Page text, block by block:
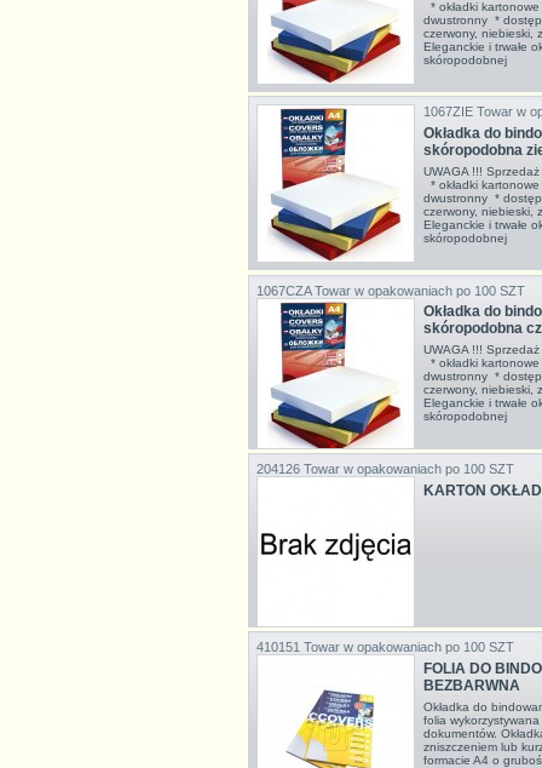
* okładki
dwustronny *
czerwony,
Eleganckie i trwałe
skóropodobnej
1067ZIE Towar w
Okładka do
skóropodobna
UWAGA !!!
* okładki
dwustronny *
czerwony,
Eleganckie i trwałe
skóropodobnej
1067CZATowar w opakowaniach po 100 SZT
Okładka do
skóropodobna
UWAGA !!!
* okładki
dwustronny *
czerwony,
Eleganckie i trwałe
skóropodobnej
204126 Towar w opakowaniach po 100 SZT
KARTON
410151 Towar w opakowaniach po 100 SZT
FOLIA DO
BEZBARWNA
Okładka do
folia
dokumentów.
zniszczeniem lub
formacie A4 o